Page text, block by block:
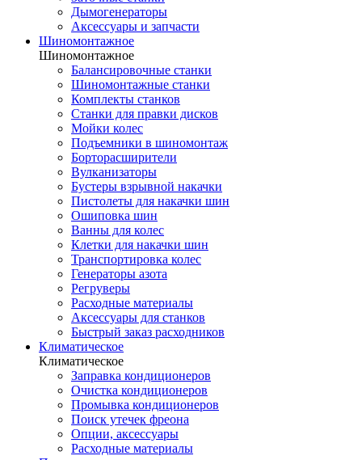
Дымогенераторы
Аксессуары и запчасти
Шиномонтажное
Шиномонтажное
Балансировочные станки
Шиномонтажные станки
Комплекты станков
Станки для правки дисков
Мойки колес
Подъемники в шиномонтаж
Борторасширители
Вулканизаторы
Бустеры взрывной накачки
Пистолеты для накачки шин
Ошиповка шин
Ванны для колес
Клетки для накачки шин
Транспортировка колес
Генераторы азота
Регруверы
Расходные материалы
Аксессуары для станков
Быстрый заказ расходников
Климатическое
Климатическое
Заправка кондиционеров
Очистка кондиционеров
Промывка кондиционеров
Поиск утечек фреона
Опции, аксессуары
Расходные материалы